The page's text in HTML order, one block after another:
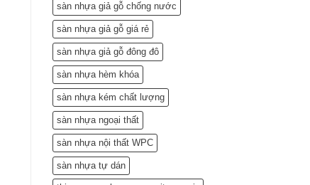
sàn nhựa giả gỗ chống nước
sàn nhựa giả gỗ giá rẻ
sàn nhựa giả gỗ đông đô
sàn nhựa hèm khóa
sàn nhựa kém chất lượng
sàn nhựa ngoại thất
sàn nhựa nội thất WPC
sàn nhựa tự dán